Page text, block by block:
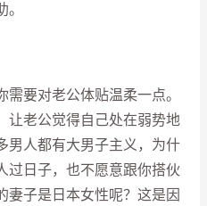
要对老公体贴温柔一点。
让老公觉得自己处在弱势地
男人都有大男子主义，为什
过日子，也不愿意跟你搭伙
妻子是日本女性呢？这是因